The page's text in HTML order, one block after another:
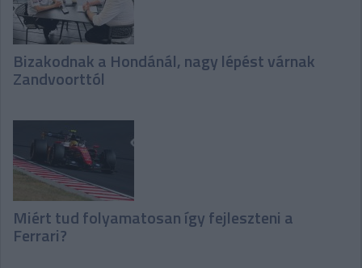
Bizakodnak a Hondánál, nagy lépést várnak
Zandvoorttól
Miért tud folyamatosan így fejleszteni a
Ferrari?